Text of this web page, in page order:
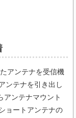
アンテナを受信機
ンテナを引き出し
アンテナマウント
ョートアンテナの